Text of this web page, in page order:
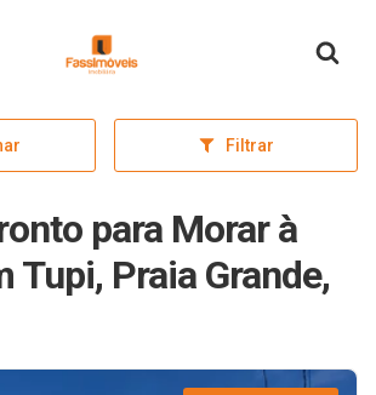
Página inicial
Filtrar
para Morar à
Tupi, Praia Grande,